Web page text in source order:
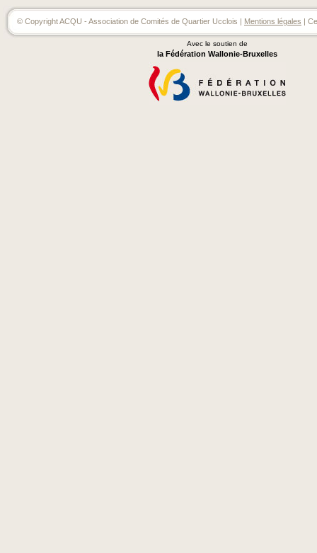
© Copyright ACQU - Association de Comités de Quartier Ucclois | Mentions légales |
Avec le soutien de
la Fédération Wallonie-Bruxelles